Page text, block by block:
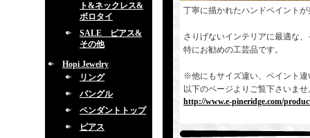
ト&ネックレス&
ボロタイ
SALE ピアス&
その他
Hopi Jewelry
リング
バングル
ペンダントトップ
ピアス
丁寧に描かれたハンドペイント
さりげないインテリアに最適な
特にお勧めの工芸品です。
※他にもサイズ違い、ペイント
以下のページよりご覧下さいませ
http://www.e-pineridge.com/